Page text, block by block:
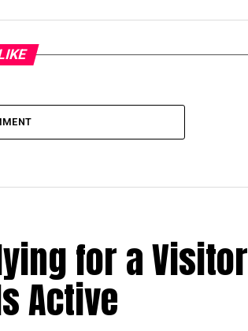
for a Visitor
Active